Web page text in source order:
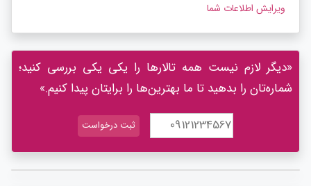
ویرایش اطلاعات شما
«دیگر لازم نیست همه تالارها را یکی یکی بررسی کنید؛
شماره‌تان را بدهید تا ما بهترین‌ها را برایتان پیدا کنیم.»